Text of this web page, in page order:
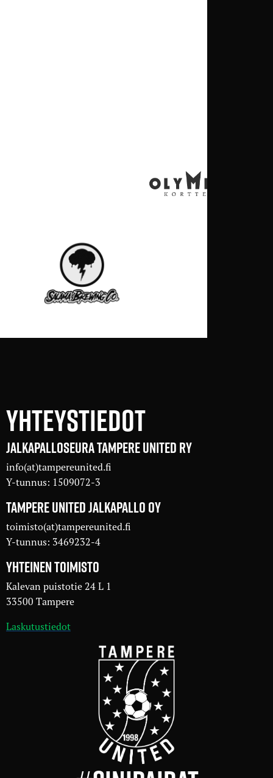
YHTEYSTIEDOT
JALKAPALLOSEURA TAMPERE UNITED RY
info(at)tampereunited.fi
Y-tunnus: 1509072-3
TAMPERE UNITED JALKAPALLO OY
toimisto(at)tampereunited.fi
Y-tunnus: 3469232-4
YHTEINEN TOIMISTO
Kalevan puistotie 24 L 1
33500 Tampere
Laskutustiedot